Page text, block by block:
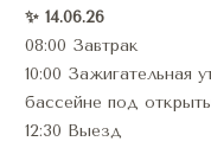
✨ 14.06.26
08:00 Завтрак
10:00 Зажигательная
бассейне под
12:30 Выезд